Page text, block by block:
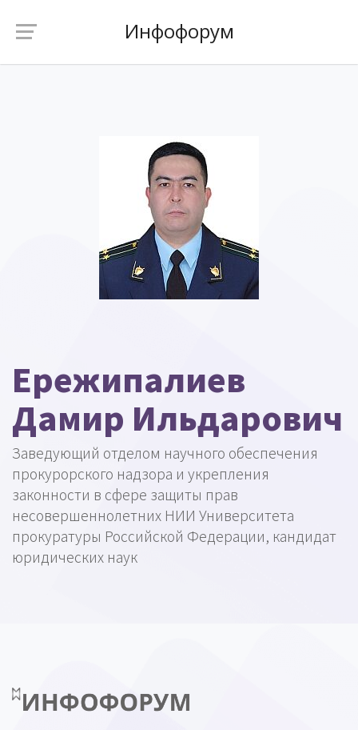
Инфофорум
Ережипалиев
Дамир Ильдарович
Заведующий отделом научного обеспечения
прокурорского надзора и укрепления
законности в сфере защиты прав
несовершеннолетних НИИ Университета
прокуратуры Российской Федерации, кандидат
юридических наук